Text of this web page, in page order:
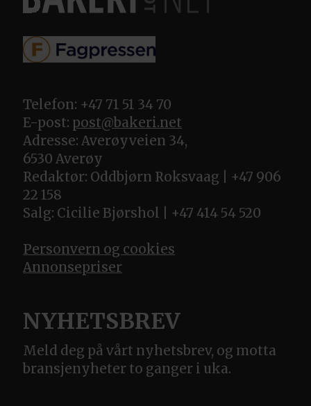
Telefon: +47 71 51 34 70
E-post: post@bakeri.net
Adresse: Averøyveien 34,
6530 Averøy
Redaktør: Oddbjørn Roksvaag | +47 906
22 158
Salg: Cicilie Bjørshol | +47 414 54 520
Personvern og cookies
Annonsepriser
NYHETSBREV
Meld deg på vårt nyhetsbrev, og motta
bransjenyheter to ganger i uka.